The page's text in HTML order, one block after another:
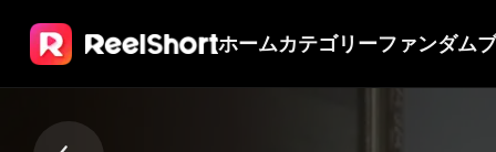
ホームカテゴリーファンダム